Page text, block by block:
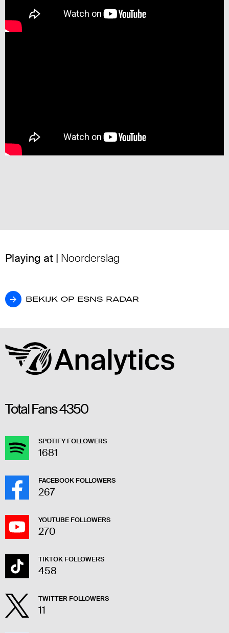
Playing at | Noorderslag
BEKIJK OP ESNS RADAR
BEKIJK OP ESNS RADAR
Total Fans4350
SPOTIFY FOLLOWERS
1681
FACEBOOK FOLLOWERS
267
YOUTUBE FOLLOWERS
270
TIKTOK FOLLOWERS
458
TWITTER FOLLOWERS
11